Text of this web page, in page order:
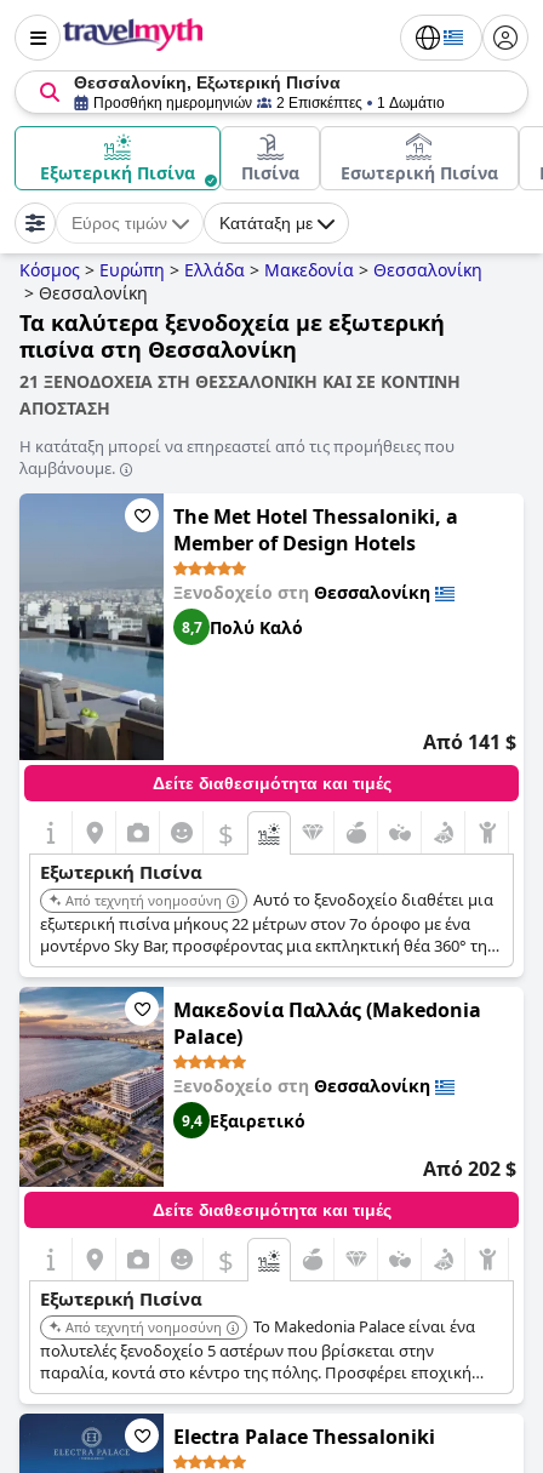
Θεσσαλονίκη, Εξωτερική Πισίνα
Προσθήκη ημερομηνιών 2 Επισκέπτες 1 Δωμάτιο
Εξωτερική Πισίνα Πισίνα Εσωτερική Πισίνα
Εύρος τιμών Κατάταξη με
Κόσμος > Ευρώπη > Ελλάδα > Μακεδονία > Θεσσαλονίκη
> Θεσσαλονίκη
Τα καλύτερα ξενοδοχεία με εξωτερική
πισίνα στη Θεσσαλονίκη
21 ΞΕΝΟΔΟΧΕΙΑ ΣΤΗ ΘΕΣΣΑΛΟΝΙΚΗ ΚΑΙ ΣΕ ΚΟΝΤΙΝΗ
ΑΠΟΣΤΑΣΗ
Η κατάταξη μπορεί να επηρεαστεί από τις προμήθειες που
λαμβάνουμε.
The Met Hotel Thessaloniki, a
Member of Design Hotels
Ξενοδοχείο στη Θεσσαλονίκη
8,7 Πολύ Καλό
Από 141 $
Δείτε διαθεσιμότητα και τιμές
$
Εξωτερική Πισίνα
Από τεχνητή νοημοσύνη
Αυτό το ξενοδοχείο διαθέτει μια
εξωτερική πισίνα μήκους 22 μέτρων στον 7ο όροφο με ένα
μοντέρνο Sky Bar, προσφέροντας μια εκπληκτική θέα 360° της
Θεσσαλονίκης. Υπάρχει επίσης ένα μπαρ δίπλα στην πισίνα
που προσφέρει μια μεγάλη ποικιλία από δροσιστικά ποτά και
ελαφριά σνακ.
Μακεδονία Παλλάς (Makedonia
Palace)
Ξενοδοχείο στη Θεσσαλονίκη
9,4 Εξαιρετικό
Από 202 $
Δείτε διαθεσιμότητα και τιμές
$
Εξωτερική Πισίνα
Από τεχνητή νοημοσύνη
Το Makedonia Palace είναι ένα
πολυτελές ξενοδοχείο 5 αστέρων που βρίσκεται στην
παραλία, κοντά στο κέντρο της πόλης. Προσφέρει εποχική
εξωτερική πισίνα και μοντέρνο σχεδιασμό με ζεστά χρώματα
για μια άνετη διαμονή.
Electra Palace Thessaloniki